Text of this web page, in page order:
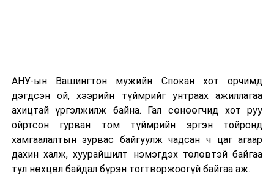
АНУ-ын Вашингтон мужийн Спокан хот орчимд
дэгдсэн ой, хээрийн түймрийг унтраах ажиллагаа
ахицтай үргэлжилж байна. Гал сөнөөгчид хот руу
ойртсон гурван том түймрийн эргэн тойронд
хамгаалалтын зурвас байгуулж чадсан ч цаг агаар
дахин халж, хуурайшилт нэмэгдэх төлөвтэй байгаа
тул нөхцөл байдал бүрэн тогтворжоогүй байгаа аж.